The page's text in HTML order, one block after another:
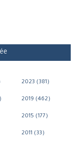
2023 (381)
2019 (462)
2015 (177)
2011 (33)